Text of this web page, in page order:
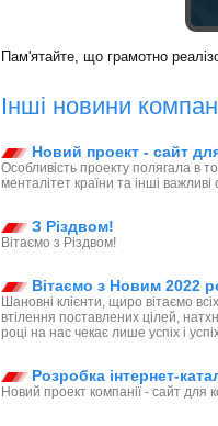
Пам'ятайте, що грамотно
Інші новини
Новий проект - сайт
Особливість проекту полягала в
менталітет країни та інші важливі
З Різдвом!
Вітаємо з Різдвом!
Вітаємо з Новим 2022
Шановні клієнти, щиро вітаємо
втілення поставлених цілей,
році на нас чекає лише успіх і
Розробка інтернет-
Новий проект компанії - сайт